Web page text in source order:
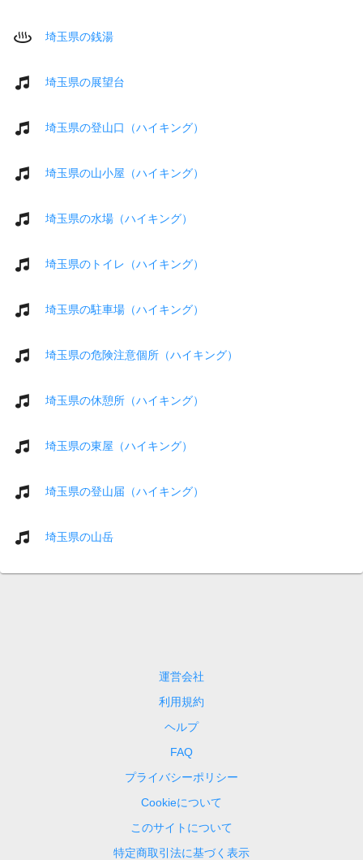
埼玉県の銭湯
埼玉県の展望台
埼玉県の登山口（ハイキング）
埼玉県の山小屋（ハイキング）
埼玉県の水場（ハイキング）
埼玉県のトイレ（ハイキング）
埼玉県の駐車場（ハイキング）
埼玉県の危険注意個所（ハイキング）
埼玉県の休憩所（ハイキング）
埼玉県の東屋（ハイキング）
埼玉県の登山届（ハイキング）
埼玉県の山岳
運営会社
利用規約
ヘルプ
FAQ
プライバシーポリシー
Cookieについて
このサイトについて
特定商取引法に基づく表示